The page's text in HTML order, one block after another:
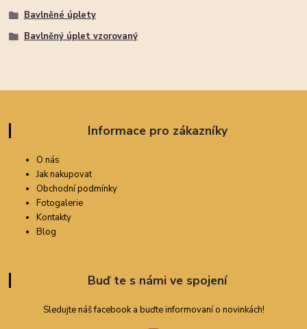
Bavlněné úplety
Bavlněný úplet vzorovaný
Informace pro zákazníky
O nás
Jak nakupovat
Obchodní podmínky
Fotogalerie
Kontakty
Blog
Buď te s námi ve spojení
Sledujte náš facebook a buďte informovaní o novinkách!